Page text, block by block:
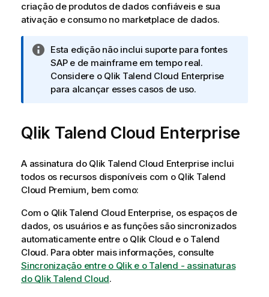
criação de produtos de dados confiáveis e sua
ativação e consumo no marketplace de dados.
N
o
t
a
m
a
t
i
a
Esta edição não inclui suporte para fontes
SAP e de mainframe em tempo real.
Considere o Qlik Talend Cloud Enterprise
para alcançar esses casos de uso.
Qlik Talend Cloud Enterprise
A assinatura do Qlik Talend Cloud Enterprise inclui
todos os recursos disponíveis com o Qlik Talend
Cloud Premium , bem como:
Com o Qlik Talend Cloud Enterprise, os espaços de
dados, os usuários e as funções são sincronizados
automaticamente entre o Qlik Cloud e o Talend
Cloud. Para obter mais informações, consulte
Sincronização entre o Qlik e o Talend - assinaturas
do Qlik Talend Cloud.